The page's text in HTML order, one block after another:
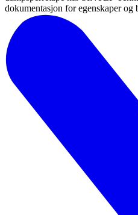
dokumentasjon for egenskaper og